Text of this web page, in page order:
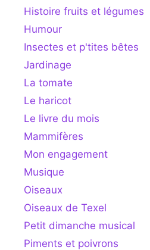
Histoire fruits et légumes
Humour
Insectes et p'tites bêtes
Jardinage
La tomate
Le haricot
Le livre du mois
Mammifères
Mon engagement
Musique
Oiseaux
Oiseaux de Texel
Petit dimanche musical
Piments et poivrons